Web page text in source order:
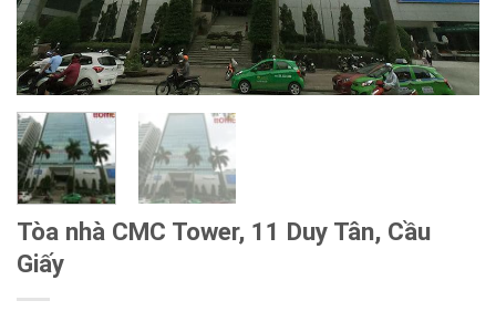
Tòa nhà CMC Tower, 11 Duy Tân, Cầu
Giấy